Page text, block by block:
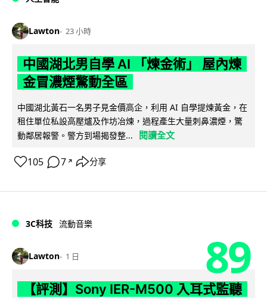
Lawton 23 小時
中國湖北男自學 AI 「煉金術」 屋內煉
金冒濃煙驚動全區
中國湖北黃石一名男子見金價高企，利用 AI 自學提煉黃金，在
租住單位私設高壓爐及作坊冶煉，過程產生大量刺鼻濃煙，驚
動鄰居報警。警方到場揭發整...
閱讀全文
105 7 ↗ 分享
3C科技 流動音樂
Lawton 1 日 89
【評測】Sony IER-M500 入耳式監聽